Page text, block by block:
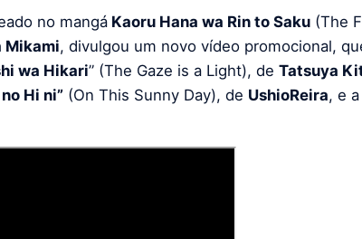
no mangá Kaoru Hana wa Rin to Saku (The
Mikami, divulgou um novo vídeo promocional,
wa Hikari” (The Gaze is a Light), de Tatsuya
Hi ni” (On This Sunny Day), de UshioReira, e